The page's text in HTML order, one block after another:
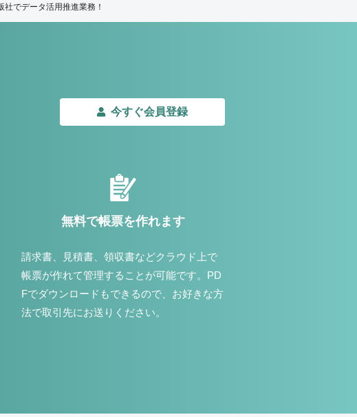
社でデータ活用推進業務！
今すぐ会員登録
無料で帳票を作れます
請求書、見積書、領収書などクラウド上で
帳票が作れて管理することが可能です。PD
Fでダウンロードもできるので、お好きな方
法で取引先にお送りください。